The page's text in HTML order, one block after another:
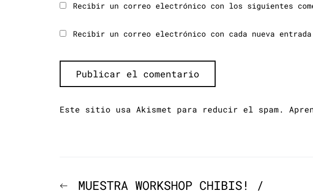
Recibir un correo electrónico con los siguientes
Recibir un correo electrónico con cada nueva
Este sitio usa Akismet para reducir el spam.
Navegación
Previous
MUESTRA WORKSHOP CHIBIS! /